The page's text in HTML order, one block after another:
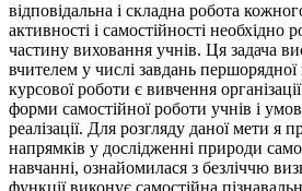
відповідальна і складна робота
активності і самостійності необхідно
частину виховання учнів. Ця задача
вчителем у числі завдань
курсової роботи є вивчення
форми самостійної роботи учнів і
реалізації. Для розгляду даної мети я
напрямків у дослідженні природи
навчанні, ознайомилася з безліччю
функції виконує самостійна